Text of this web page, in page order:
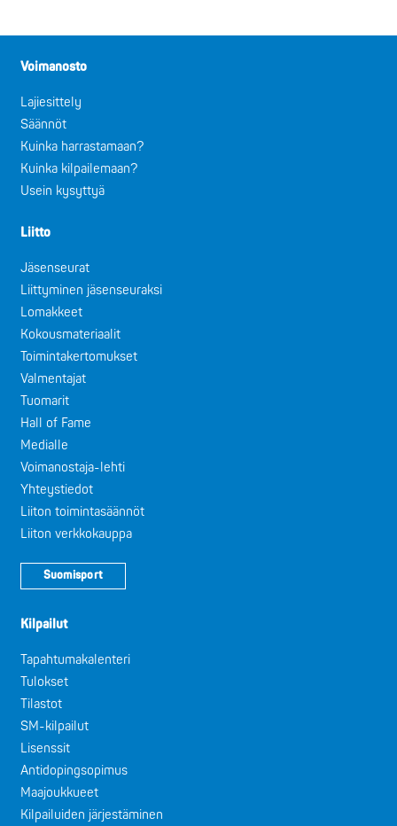
Voimanosto
Lajiesittely
Säännöt
Kuinka harrastamaan?
Kuinka kilpailemaan?
Usein kysyttyä
Liitto
Jäsenseurat
Liittyminen jäsenseuraksi
Lomakkeet
Kokousmateriaalit
Toimintakertomukset
Valmentajat
Tuomarit
Hall of Fame
Medialle
Voimanostaja-lehti
Yhteystiedot
Liiton toimintasäännöt
Liiton verkkokauppa
Suomisport
Kilpailut
Tapahtumakalenteri
Tulokset
Tilastot
SM-kilpailut
Lisenssit
Antidopingsopimus
Maajoukkueet
Kilpailuiden järjestäminen